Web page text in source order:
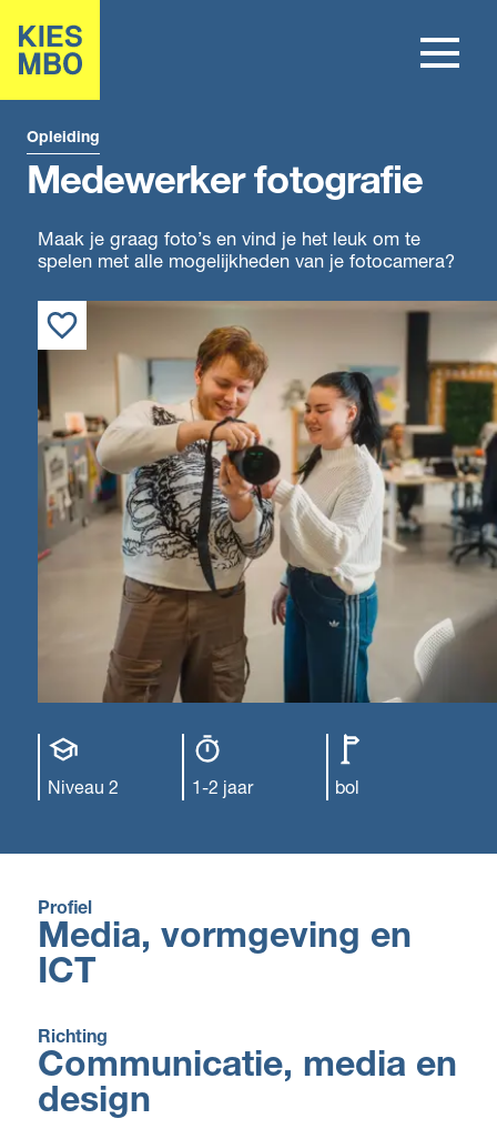
Opleiding
Medewerker fotografie
Maak je graag foto’s en vind je het leuk om te
spelen met alle mogelijkheden van je fotocamera?
Opleiding
niveau
Niveau 2
1-2 jaar
bol
Profiel
Media, vormgeving en
ICT
Richting
Communicatie, media en
design